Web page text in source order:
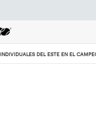
INDIVIDUALES DEL ESTE EN EL